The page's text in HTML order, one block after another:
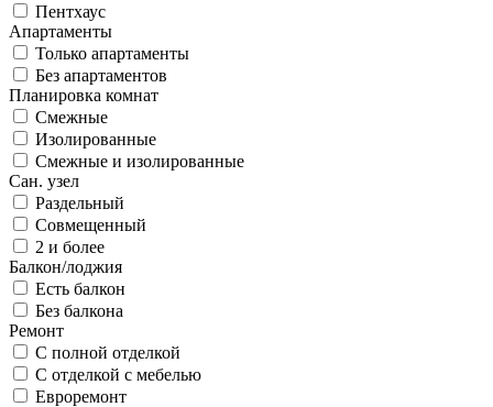
Пентхаус
Апартаменты
Только апартаменты
Без апартаментов
Планировка комнат
Смежные
Изолированные
Смежные и изолированные
Сан. узел
Раздельный
Совмещенный
2 и более
Балкон/лоджия
Есть балкон
Без балкона
Ремонт
С полной отделкой
С отделкой с мебелью
Евроремонт